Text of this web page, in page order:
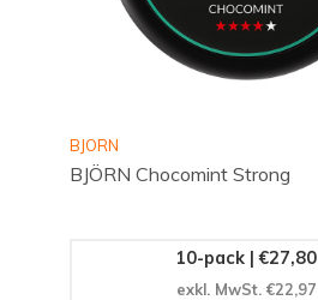
BJORN
BJÖRN Chocomint Strong
10-pack | €27,80
exkl. MwSt. €22,97